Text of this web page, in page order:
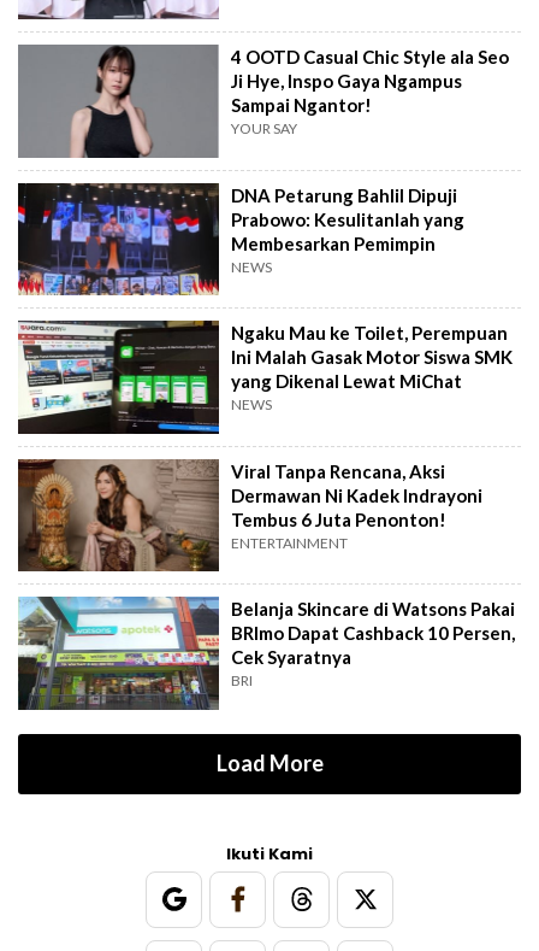
4 OOTD Casual Chic Style ala Seo
Ji Hye, Inspo Gaya Ngampus
Sampai Ngantor!
YOUR SAY
DNA Petarung Bahlil Dipuji
Prabowo: Kesulitanlah yang
Membesarkan Pemimpin
NEWS
Ngaku Mau ke Toilet, Perempuan
Ini Malah Gasak Motor Siswa SMK
yang Dikenal Lewat MiChat
NEWS
Viral Tanpa Rencana, Aksi
Dermawan Ni Kadek Indrayoni
Tembus 6 Juta Penonton!
ENTERTAINMENT
Belanja Skincare di Watsons Pakai
BRImo Dapat Cashback 10 Persen,
Cek Syaratnya
BRI
Load More
Ikuti Kami